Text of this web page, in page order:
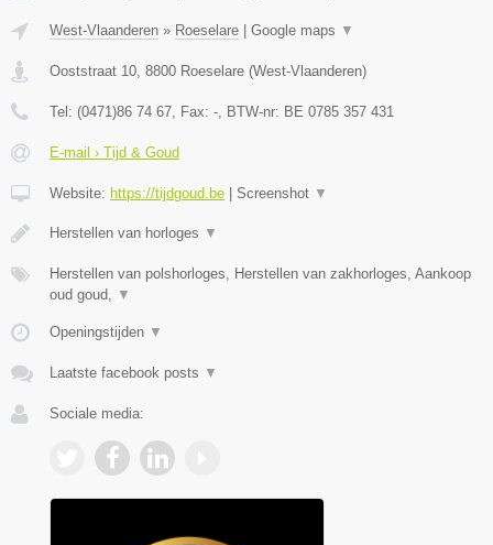
West-Vlaanderen » Roeselare | Google maps ▼
Ooststraat 10 8800 Roeselare (West-Vlaanderen)
Tel: (0471)86 74 67 , Fax: - , BTW-nr: BE 0785 357 431
E-mail › Tijd & Goud
Website: https://tijdgoud.be | Screenshot ▼
Herstellen van horloges ▼
Herstellen van polshorloges, Herstellen van zakhorloges, Aankoop
oud goud,
▼
Openingstijden ▼
Laatste facebook posts ▼
Sociale media: